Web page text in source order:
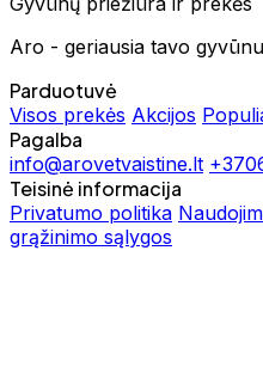
Aro - geriausia tavo
Parduotuvė
Visos prekės Akcijos
Pagalba
info@arovetvaistine.lt
Teisinė informacija
Privatumo politika
grąžinimo sąlygos